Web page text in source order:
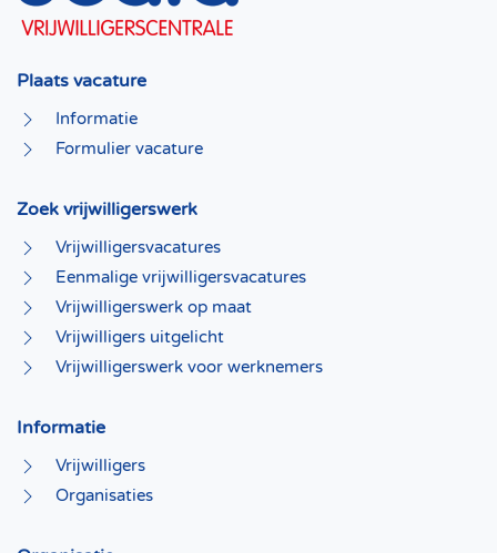
Plaats vacature
Informatie
Formulier vacature
Zoek vrijwilligerswerk
Vrijwilligersvacatures
Eenmalige vrijwilligersvacatures
Vrijwilligerswerk op maat
Vrijwilligers uitgelicht
Vrijwilligerswerk voor werknemers
Informatie
Vrijwilligers
Organisaties